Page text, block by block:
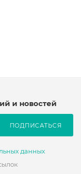
и новостей
данных
ПОДПИСАТЬСЯ